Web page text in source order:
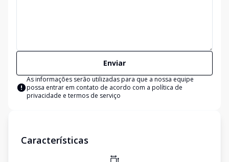
Enviar
As informações serão utilizadas para que a nossa equipe
possa entrar em contato de acordo com a política de
privacidade e termos de serviço
Características